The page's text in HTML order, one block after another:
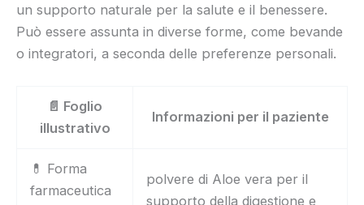
un supporto naturale per la salute e il benessere.
Può essere assunta in diverse forme, come bevande
o integratori, a seconda delle preferenze personali.
📄 Foglio
illustrativo
Informazioni per il paziente
💊 Forma
farmaceutica
polvere di Aloe vera per il
supporto della digestione e